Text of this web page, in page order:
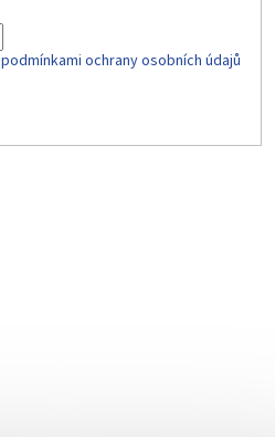
podmínkami ochrany osobních údajů